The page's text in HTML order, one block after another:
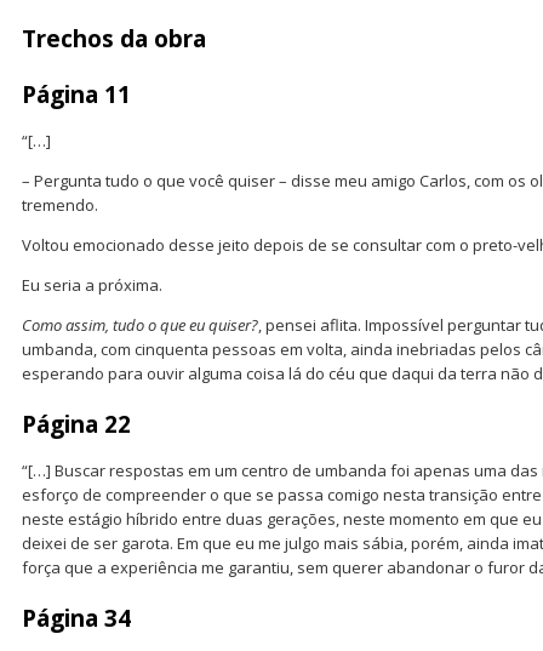
Trechos da obra
Página 11
“[…]
– Pergunta tudo o que você quiser – disse meu amigo Carlos, com os
tremendo.
Voltou emocionado desse jeito depois de se consultar com o preto-
Eu seria a próxima.
Como assim, tudo o que eu quiser?, pensei aflita. Impossível perguntar
umbanda, com cinquenta pessoas em volta, ainda inebriadas pelos
esperando para ouvir alguma coisa lá do céu que daqui da terra não
Página 22
“[…] Buscar respostas em um centro de umbanda foi apenas uma
esforço de compreender o que se passa comigo nesta transição
neste estágio híbrido entre duas gerações, neste momento em que
deixei de ser garota. Em que eu me julgo mais sábia, porém, ainda
força que a experiência me garantiu, sem querer abandonar o furor
Página 34